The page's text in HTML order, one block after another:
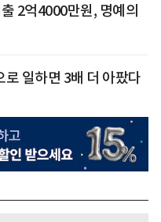
2억4000만원, 명예의
일하면 3배 더 아팠다